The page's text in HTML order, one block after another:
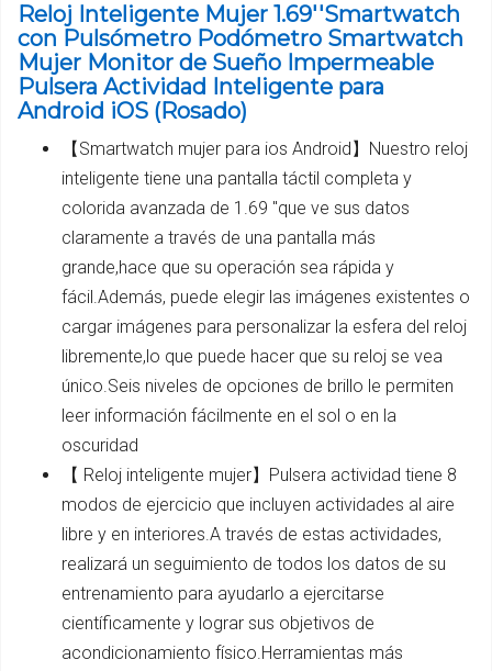
Reloj Inteligente Mujer 1.69''Smartwatch
con Pulsómetro Podómetro Smartwatch
Mujer Monitor de Sueño Impermeable
Pulsera Actividad Inteligente para
Android iOS (Rosado)
【Smartwatch mujer para ios Android】Nuestro reloj
inteligente tiene una pantalla táctil completa y
colorida avanzada de 1.69 "que ve sus datos
claramente a través de una pantalla más
grande,hace que su operación sea rápida y
fácil.Además, puede elegir las imágenes existentes o
cargar imágenes para personalizar la esfera del reloj
libremente,lo que puede hacer que su reloj se vea
único.Seis niveles de opciones de brillo le permiten
leer información fácilmente en el sol o en la
oscuridad
【 Reloj inteligente mujer】Pulsera actividad tiene 8
modos de ejercicio que incluyen actividades al aire
libre y en interiores.A través de estas actividades,
realizará un seguimiento de todos los datos de su
entrenamiento para ayudarlo a ejercitarse
científicamente y lograr sus objetivos de
acondicionamiento físico.Herramientas más